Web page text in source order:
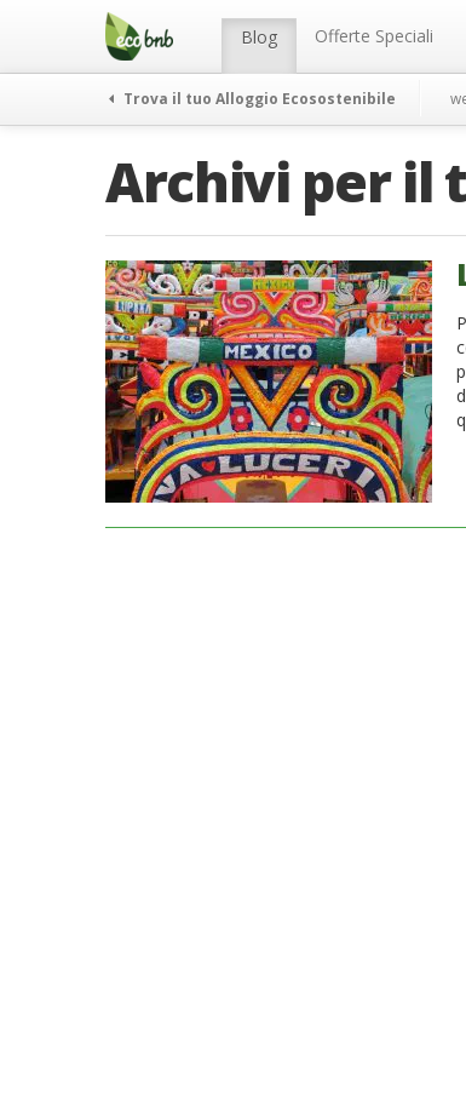
Menu Blog Offerte Speciali
Trova il tuo Alloggio Ecosostenibile
Archivi per il